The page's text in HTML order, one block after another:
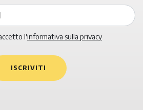
l'informativa sulla privacy
ISCRIVITI